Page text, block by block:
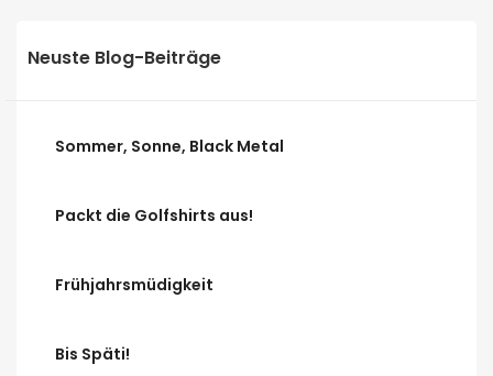
Neuste Blog-Beiträge
Sommer, Sonne, Black Metal
Packt die Golfshirts aus!
Frühjahrsmüdigkeit
Bis Späti!